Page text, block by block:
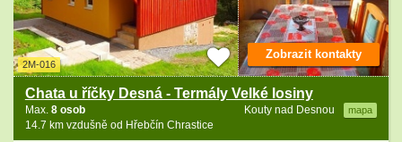
2M-016
Chata u říčky Desná - Termály Velké losiny
Kouty nad Desnou mapa
Max. 8 osob
14.7 km vzdušně od Hřebčín Chrastice
Zobrazit kontakty